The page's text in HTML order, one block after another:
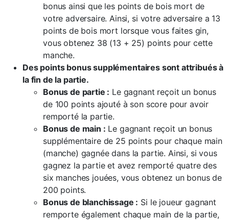
bonus ainsi que les points de bois mort de
votre adversaire. Ainsi, si votre adversaire a 13
points de bois mort lorsque vous faites gin,
vous obtenez 38 (13 + 25) points pour cette
manche.
Des points bonus supplémentaires sont attribués à
la fin de la partie.
Bonus de partie : Le gagnant reçoit un bonus
de 100 points ajouté à son score pour avoir
remporté la partie.
Bonus de main : Le gagnant reçoit un bonus
supplémentaire de 25 points pour chaque main
(manche) gagnée dans la partie. Ainsi, si vous
gagnez la partie et avez remporté quatre des
six manches jouées, vous obtenez un bonus de
200 points.
Bonus de blanchissage : Si le joueur gagnant
remporte également chaque main de la partie,